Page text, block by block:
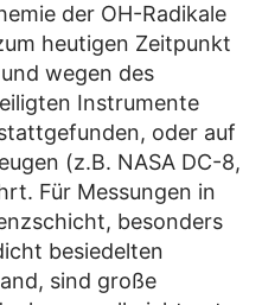
der OH-Radikale
heutigen Zeitpunkt
wegen des
Instrumente
oder auf
(z.B. NASA DC-8,
Für Messungen in
besonders
besiedelten
sind große